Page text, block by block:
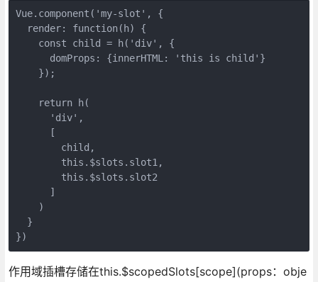
Vue.component('my-slot', {
  render: function(h) {
    const child = h('div', {
      domProps: {innerHTML: 'this is child'}
    });
    return h(
      'div',
      [
        child,
        this.$slots.slot1,
        this.$slots.slot2
      ]
    )
  }
})
作用域插槽存储在this.$scopedSlots[scope](props：obje